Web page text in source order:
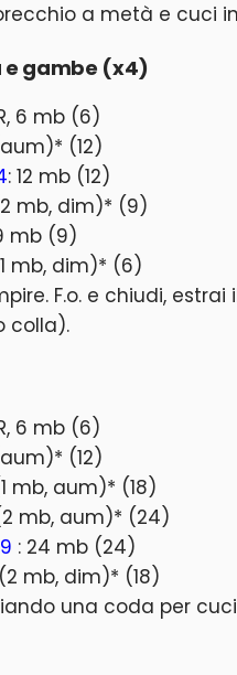
a metà e cuci
e gambe (x4)
6 mb (6)
(12)
: 12 mb (12)
mb, dim)* (9)
mb (9)
mb, dim)* (6)
F.o. e chiudi,
colla).
6 mb (6)
(12)
mb, aum)* (18)
mb, aum)* (24)
: 24 mb (24)
mb, dim)* (18)
una coda per